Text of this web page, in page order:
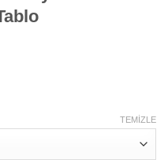
TEMIZLE